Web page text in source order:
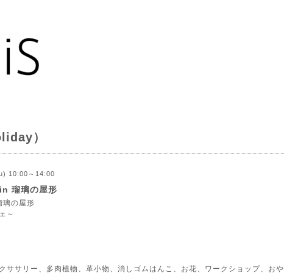
）
10:00～14:00
瑠璃の屋形
の屋形
～
ササリー、多肉植物、革小物、消しゴムはんこ、お花、ワークショップ、おや